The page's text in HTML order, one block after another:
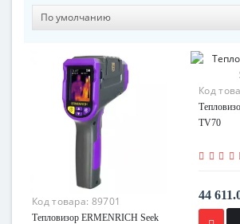
Код товара: 89701
Тепловизор ERMENRICH Seek
Код
TV70
44